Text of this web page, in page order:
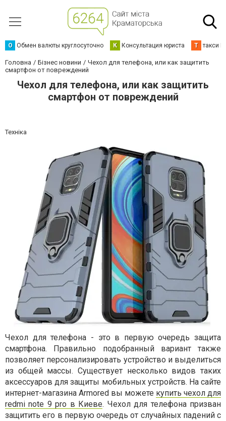
О Обмен валюты круглосуточно К Консультация юриста Т такси
Головна Бізнес новини
Чехол для телефона, или как защитить
смартфон от повреждений
Чехол для телефона, или как защитить
смартфон от повреждений
Техніка
Чехол для телефона - это в первую очередь защита
смартфона. Правильно подобранный вариант также
позволяет персонализировать устройство и выделиться
из общей массы. Существует несколько видов таких
аксессуаров для защиты мобильных устройств. На сайте
интернет-магазина Armored вы можете купить чехол для
redmi note 9 pro в Киеве. Чехол для телефона призван
защитить его в первую очередь от случайных падений с